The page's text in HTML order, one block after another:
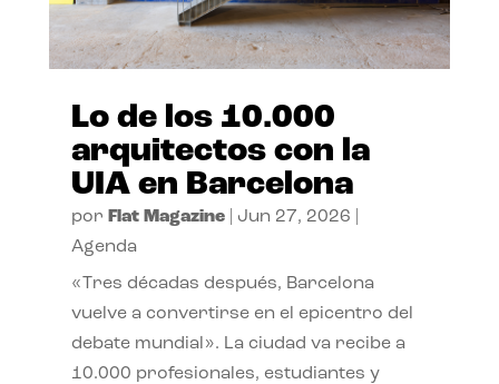
Lo de los 10.000
arquitectos con la
UIA en Barcelona
por Flat Magazine| Jun 27, 2026
Agenda
«Tres décadas después, Barcelona
vuelve a convertirse en el epicentro del
debate mundial». La ciudad va recibe a
10.000 profesionales, estudiantes y